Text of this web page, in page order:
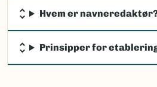
Hvem er
Prinsipper for